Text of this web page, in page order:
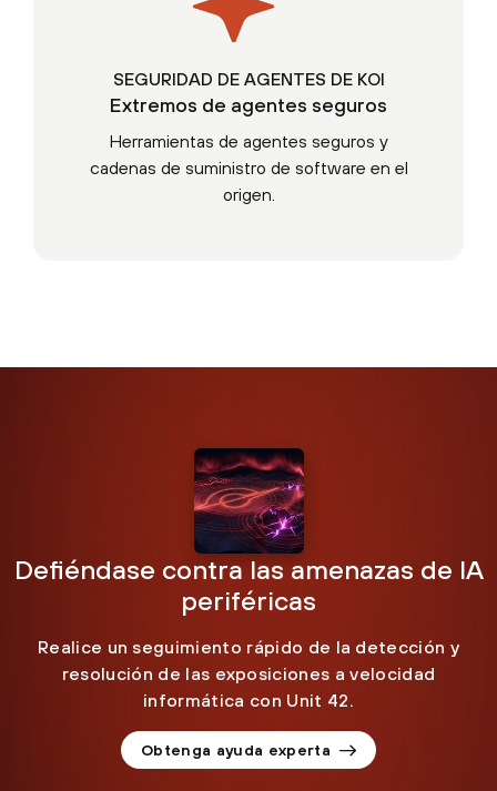
SEGURIDAD DE AGENTES DE KOI
Extremos de agentes seguros
Herramientas de agentes seguros y
cadenas de suministro de software en el
origen.
Defiéndase contra las amenazas de IA
periféricas
Realice un seguimiento rápido de la detección y
resolución de las exposiciones a velocidad
informática con Unit 42.
Obtenga ayuda experta